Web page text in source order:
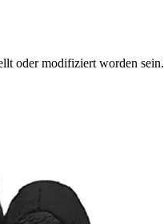
oder modifiziert worden sein.